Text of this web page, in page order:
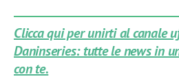
Clicca qui per unirti al canale
Daninseries: tutte le news in
con te.